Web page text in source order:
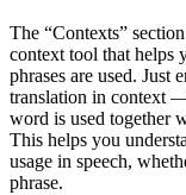
The “Contexts”
context tool that helps
phrases are used. Just
translation in context
word is used together
This helps you
usage in speech,
phrase.